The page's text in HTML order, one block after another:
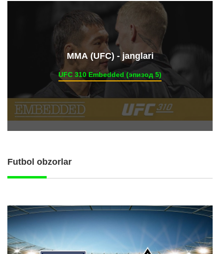
ММА (UFC) - janglari
UFC 310 Embedded (эпизод 5)
Futbol obzorlar